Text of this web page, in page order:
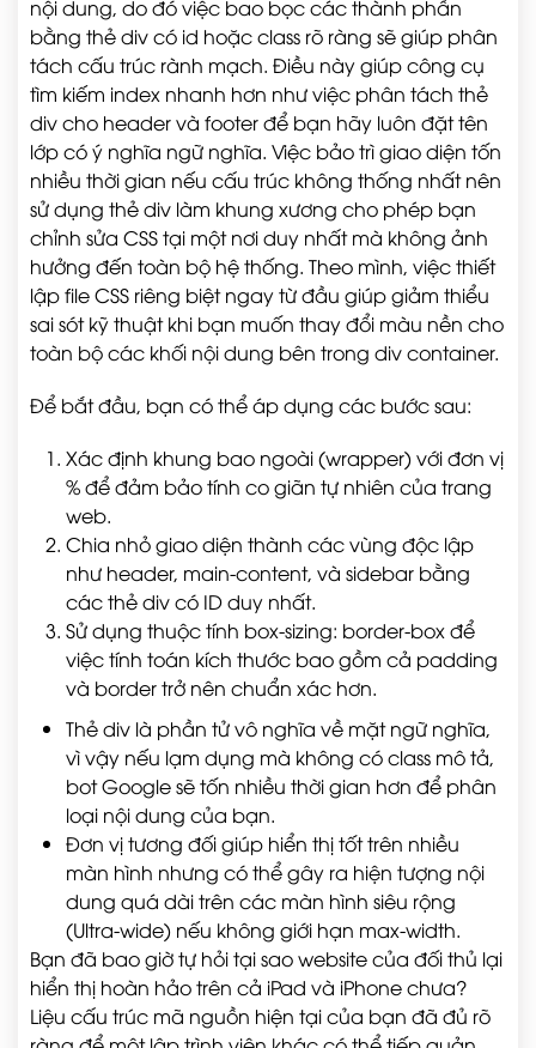
nội dung, do đó việc bao bọc các thành phần
bằng thẻ div có id hoặc class rõ ràng sẽ giúp phân
tách cấu trúc rành mạch. Điều này giúp công cụ
tìm kiếm index nhanh hơn như việc phân tách thẻ
div cho header và footer để bạn hãy luôn đặt tên
lớp có ý nghĩa ngữ nghĩa. Việc bảo trì giao diện tốn
nhiều thời gian nếu cấu trúc không thống nhất nên
sử dụng thẻ div làm khung xương cho phép bạn
chỉnh sửa CSS tại một nơi duy nhất mà không ảnh
hưởng đến toàn bộ hệ thống. Theo mình, việc thiết
lập file CSS riêng biệt ngay từ đầu giúp giảm thiểu
sai sót kỹ thuật khi bạn muốn thay đổi màu nền cho
toàn bộ các khối nội dung bên trong div container.
Để bắt đầu, bạn có thể áp dụng các bước sau:
Xác định khung bao ngoài (wrapper) với đơn vị
% để đảm bảo tính co giãn tự nhiên của trang
web.
Chia nhỏ giao diện thành các vùng độc lập
như header, main-content, và sidebar bằng
các thẻ div có ID duy nhất.
Sử dụng thuộc tính box-sizing: border-box để
việc tính toán kích thước bao gồm cả padding
và border trở nên chuẩn xác hơn.
Thẻ div là phần tử vô nghĩa về mặt ngữ nghĩa,
vì vậy nếu lạm dụng mà không có class mô tả,
bot Google sẽ tốn nhiều thời gian hơn để phân
loại nội dung của bạn.
Đơn vị tương đối giúp hiển thị tốt trên nhiều
màn hình nhưng có thể gây ra hiện tượng nội
dung quá dài trên các màn hình siêu rộng
(Ultra-wide) nếu không giới hạn max-width.
Bạn đã bao giờ tự hỏi tại sao website của đối thủ lại
hiển thị hoàn hảo trên cả iPad và iPhone chưa?
Liệu cấu trúc mã nguồn hiện tại của bạn đã đủ rõ